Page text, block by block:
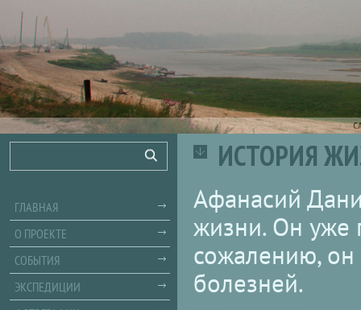
ИСТОРИЯ
Афанасий
жизни. Он уже
сожалению, он
болезней.
Поиск
ГЛАВНАЯ
О ПРОЕКТЕ
СОБЫТИЯ
ЭКСПЕДИЦИИ